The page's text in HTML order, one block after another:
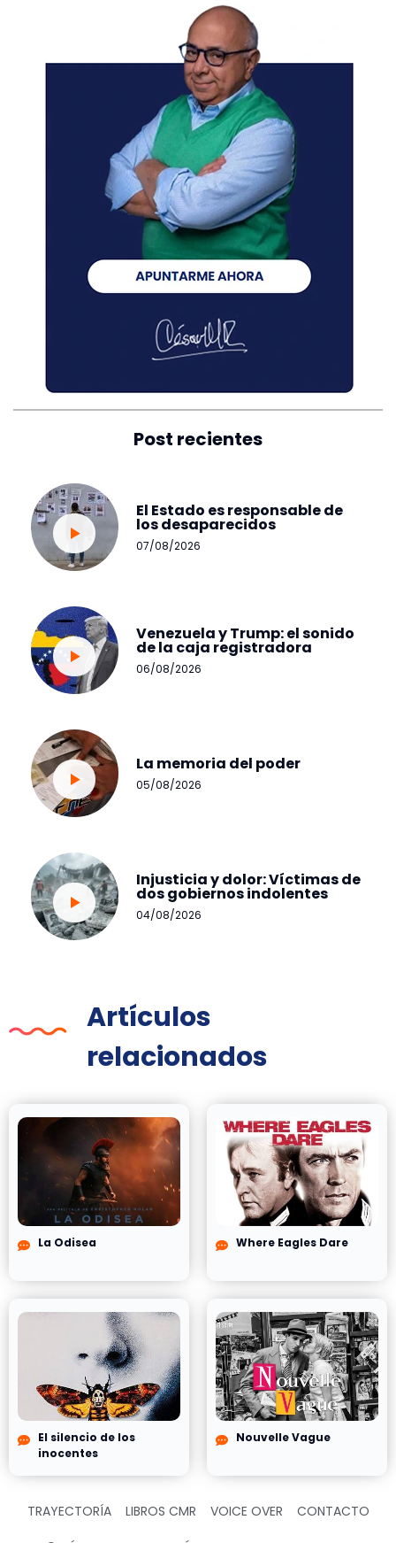
Post recientes
El Estado es responsable de
los desaparecidos
07/08/2026
Venezuela y Trump: el sonido
de la caja registradora
06/08/2026
La memoria del poder
05/08/2026
Injusticia y dolor: Víctimas de
dos gobiernos indolentes
04/08/2026
Artículos
relacionados
La Odisea Where Eagles Dare
El silencio de los
inocentes
Nouvelle Vague
TRAYECTORÍA LIBROS CMR VOICE OVER CONTACTO